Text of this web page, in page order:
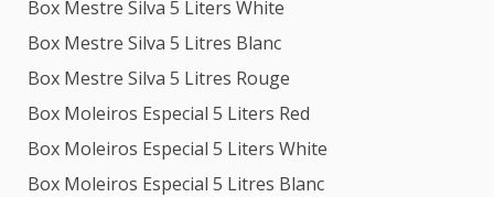
Box Mestre Silva 5 Liters White
Box Mestre Silva 5 Litres Blanc
Box Mestre Silva 5 Litres Rouge
Box Moleiros Especial 5 Liters Red
Box Moleiros Especial 5 Liters White
Box Moleiros Especial 5 Litres Blanc